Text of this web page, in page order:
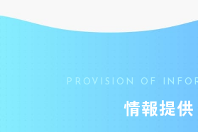
PROVISION OF
情報提供